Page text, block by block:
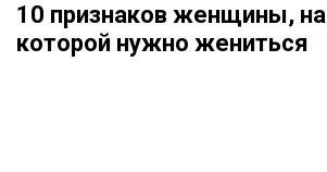
10 признаков женщины, на
которой нужно жениться